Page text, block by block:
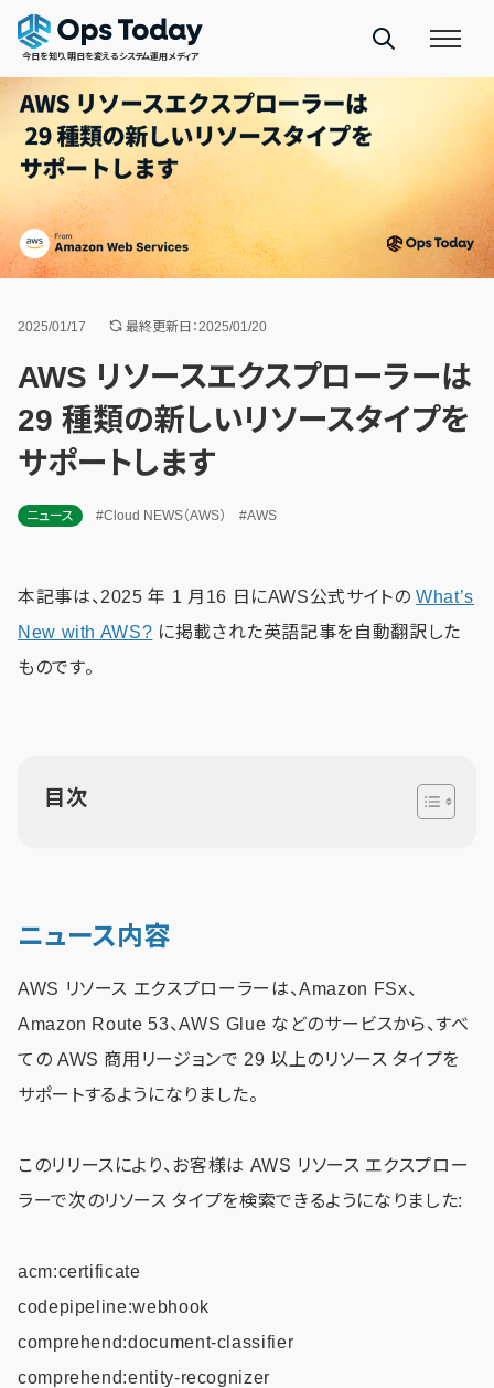
今日を知り、明日を変えるシステム運用メディア
2025/01/17 最終更新日：2025/01/20
AWS リソースエクスプローラーは
29 種類の新しいリソースタイプを
サポートします
ニュース #Cloud NEWS（AWS） #AWS
本記事は、2025 年 1 月16 日にAWS公式サイトのWhat’s
New with AWS? に掲載された英語記事を自動翻訳した
ものです。
目次
ニュース内容
AWS リソース エクスプローラーは、Amazon FSx、
Amazon Route 53、AWS Glue などのサービスから、すべ
ての AWS 商用リージョンで 29 以上のリソース タイプを
サポートするようになりました。
このリリースにより、お客様は AWS リソース エクスプロー
ラーで次のリソース タイプを検索できるようになりました:
acm:certificate
codepipeline:webhook
comprehend:document-classifier
comprehend:entity-recognizer